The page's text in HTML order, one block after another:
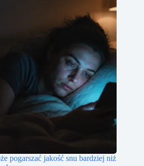
pogarszać jakość snu bardziej niż